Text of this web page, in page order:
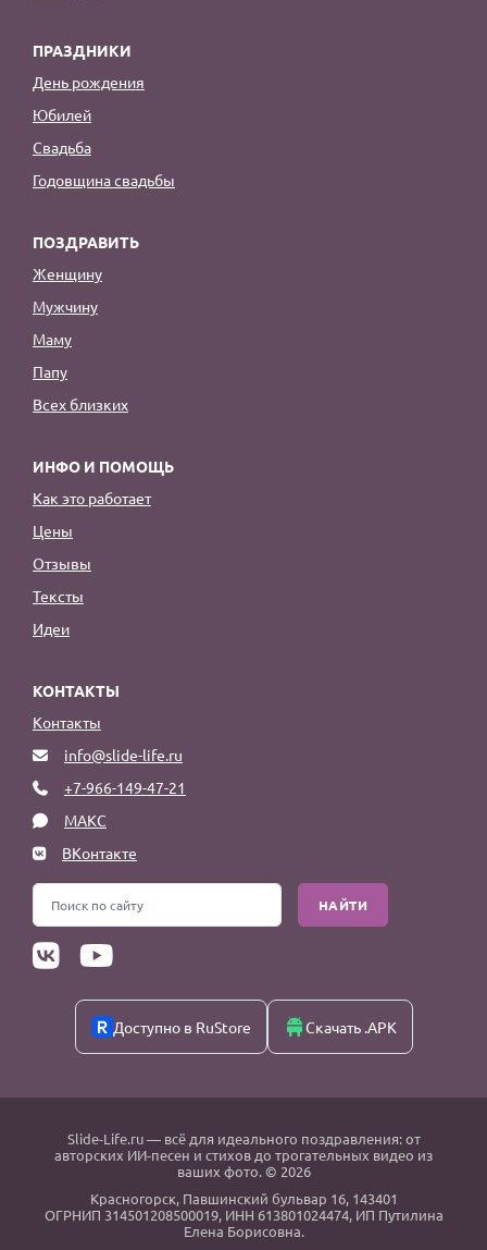
ПРАЗДНИКИ
День рождения
Юбилей
Свадьба
Годовщина свадьбы
ПОЗДРАВИТЬ
Женщину
Мужчину
Маму
Папу
Всех близких
ИНФО И ПОМОЩЬ
Как это работает
Цены
Отзывы
Тексты
Идеи
КОНТАКТЫ
Контакты
info@slide-life.ru
+7-966-149-47-21
МАКС
ВКонтакте
НАЙТИ
Доступно в RuStore Скачать .APK
Slide-Life.ru— всё для идеального поздравления: от
авторских ИИ-песен и стихов до трогательных видео из
ваших фото. © 2026
Красногорск, Павшинский бульвар 16, 143401
ОГРНИП 314501208500019, ИНН 613801024474, ИП Путилина
Елена Борисовна.